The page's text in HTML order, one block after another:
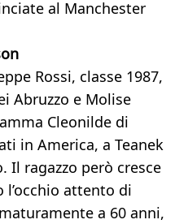
al Manchester
Rossi, classe 1987,
Abruzzo e Molise
Cleonilde di
in America, a Teanek
Il ragazzo però cresce
l’occhio attento di
a 60 anni,